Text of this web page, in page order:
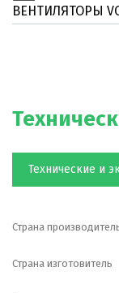
ВЕНТИЛЯТОРЫ
Технические и
Страна
Страна изготовитель